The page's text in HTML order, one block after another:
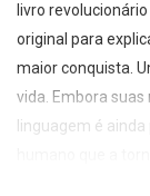
livro
original para
maior conquista.
vida. Embora
linguagem é
humano que a